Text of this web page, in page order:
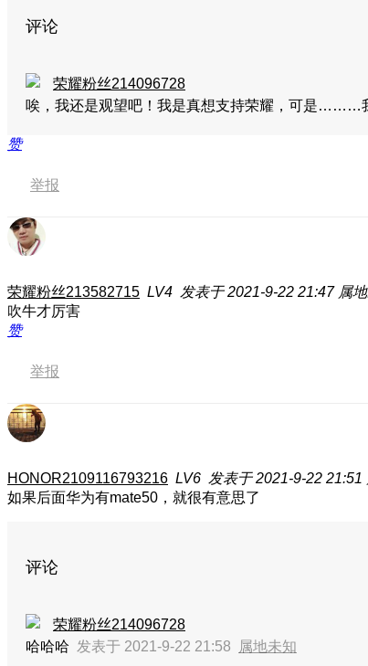
评论
荣耀粉丝214096728
唉，我还是观望吧！我是真想支持荣耀，可是………
赞
举报
荣耀粉丝213582715 LV4 发表于 2021-9-22 21:47 属
吹牛才厉害
赞
举报
HONOR2109116793216 LV6 发表于 2021-9-22 21:51
如果后面华为有mate50，就很有意思了
评论
荣耀粉丝214096728
哈哈哈 发表于 2021-9-22 21:58 属地未知